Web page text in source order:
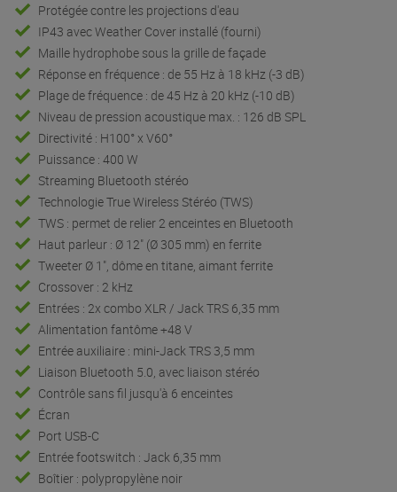
Protégée contre les projections d'eau
IP43 avec Weather Cover installé (fourni)
Maille hydrophobe sous la grille de façade
Réponse en fréquence : de 55 Hz à 18 kHz (-3 dB)
Plage de fréquence : de 45 Hz à 20 kHz (-10 dB)
Niveau de pression acoustique max. : 126 dB SPL
Directivité : H100° x V60°
Puissance : 400 W
Streaming Bluetooth stéréo
Technologie True Wireless Stéréo (TWS)
TWS : permet de relier 2 enceintes en Bluetooth
Haut parleur : Ø 12" (Ø 305 mm) en ferrite
Tweeter Ø 1", dôme en titane, aimant ferrite
Crossover : 2 kHz
Entrées : 2x combo XLR / Jack TRS 6,35 mm
Alimentation fantôme +48 V
Entrée auxiliaire : mini-Jack TRS 3,5 mm
Liaison Bluetooth 5.0, avec liaison stéréo
Contrôle sans fil jusqu'à 6 enceintes
Écran
Port USB-C
Entrée footswitch : Jack 6,35 mm
Boîtier : polypropylène noir